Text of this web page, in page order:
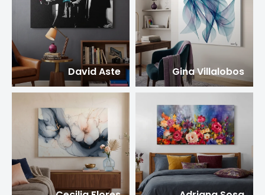
David Aste Gina Villalobos